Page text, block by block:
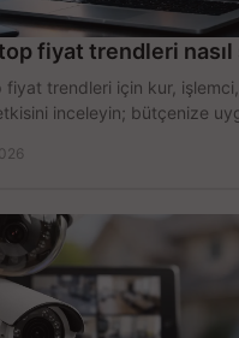
fiyat trendleri
fiyat trendleri için kur,
inceleyin; bütçenize